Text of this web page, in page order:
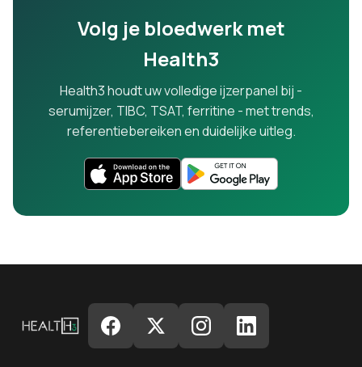
Volg je bloedwerk met
Health3
Health3 houdt uw volledige ijzerpanel bij -
serumijzer, TIBC, TSAT, ferritine - met trends,
referentiebereiken en duidelijke uitleg.